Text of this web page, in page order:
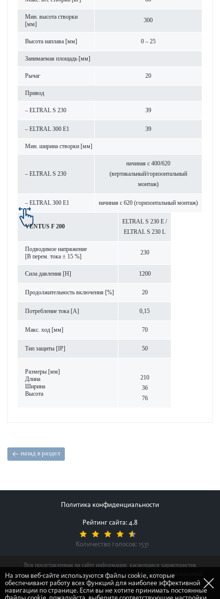
Мин. высота створки
[мм]
300
Высота нап­лава [мм] 0 – 25
Занимаемая площадь [мм]
Рычаг 20
Привод
– ELTRAL S 230 39
– ELTRAL 300 E1 39
Мин. ширина створки [мм]
– ELTRAL S 230
начиная с 400/620
(вертик­альный/гор­и­з­онтальный
монтаж)
– ELTRAL 300 E1 начиная с 620 (гор­и­з­онтальный монтаж)
VENTUS F 200
ELTRAL S 230 E /
ELTRAL S 230 L
Под­вод­имое напряжение
[В перем. тока ± 15 %]
230
Сила дав­ления [Н] 1200
Продолжительность включения [%] 20
Потреб­л­ение тока [A] 0,15
Макс. ход [мм] 70
Тип защиты [IP] 50
Размеры [мм]
Длина
Ширина
Высота
210
36
76
назад в раздел
Политика конфиденциальности
Рейтинг сайта: 4.8
Количество голосов: 1531
Вся представленная на сайте информация, касающаяся характеристик
продуктов, наличия на складе, стоимости товаров, носит информационный
характер и ни при каких условиях не является публичной офертой,
определяемой положениями Статьи 437(2) Гражданского кодекса Российской
На этом веб-сайте используются файлы cookie, которые
обеспечивают работу всех функций для наиболее эффективной
навигации по странице. Если вы не хотите принимать постоянные